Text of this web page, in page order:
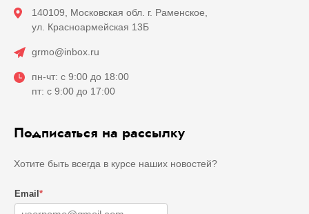
140109, Московская обл. г. Раменское,
ул. Красноармейская 13Б
grmo@inbox.ru
пн-чт: с 9:00 до 18:00
пт: с 9:00 до 17:00
Подписаться на рассылку
Хотите быть всегда в курсе наших новостей?
Email *